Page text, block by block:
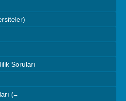
Soruları
(=